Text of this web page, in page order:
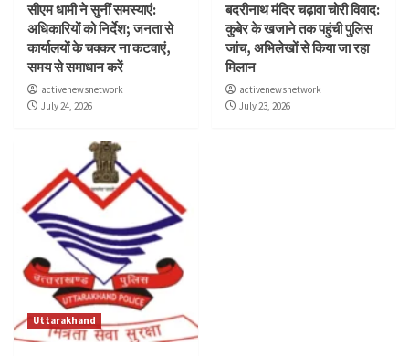
सीएम धामी ने सुनीं समस्याएं:
अधिकारियों को निर्देश; जनता से
कार्यालयों के चक्कर ना कटवाएं,
समय से समाधान करें
activenewsnetwork
July 24, 2026
बदरीनाथ मंदिर चढ़ावा चोरी विवाद:
कुबेर के खजाने तक पहुंची पुलिस
जांच, अभिलेखों से किया जा रहा
मिलान
activenewsnetwork
July 23, 2026
Uttarakhand